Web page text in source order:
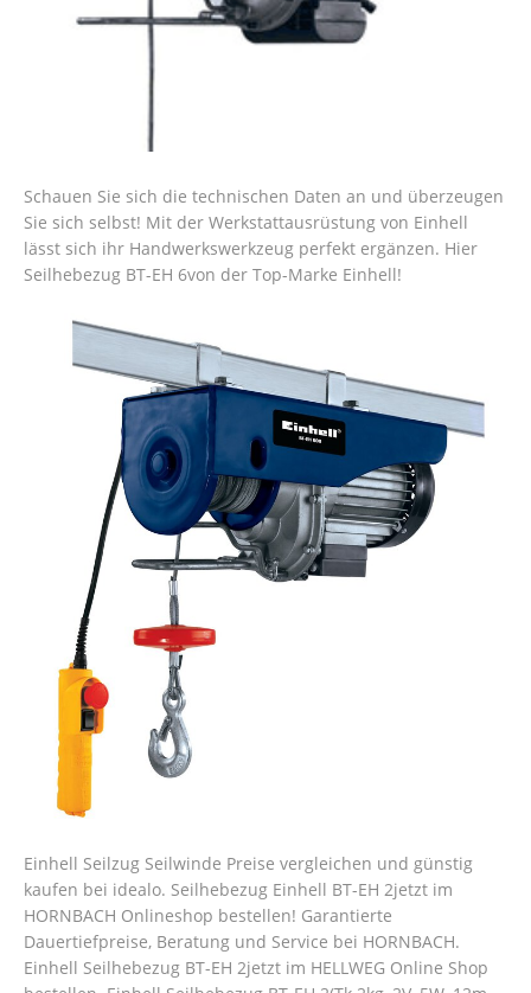
Schauen Sie sich die technischen Daten an und überzeugen
Sie sich selbst! Mit der Werkstattausrüstung von Einhell
lässt sich ihr Handwerkswerkzeug perfekt ergänzen. Hier
Seilhebezug BT-EH 6von der Top-Marke Einhell!
Einhell Seilzug Seilwinde Preise vergleichen und günstig
kaufen bei idealo. Seilhebezug Einhell BT-EH 2jetzt im
HORNBACH Onlineshop bestellen! Garantierte
Dauertiefpreise, Beratung und Service bei HORNBACH.
Einhell Seilhebezug BT-EH 2jetzt im HELLWEG Online Shop